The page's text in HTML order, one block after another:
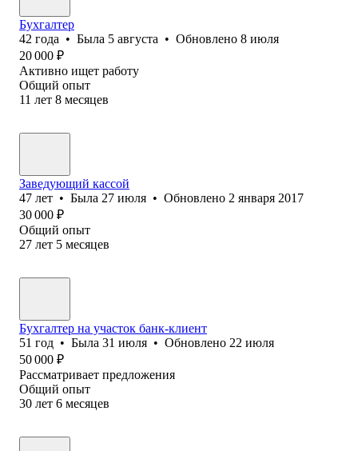
Бухгалтер
42 года • Была 5 августа • Обновлено 8 июля
20 000 ₽
Активно ищет работу
Общий опыт
11 лет 8 месяцев
Заведующий кассой
47 лет • Была 27 июля • Обновлено 2 января 2017
30 000 ₽
Общий опыт
27 лет 5 месяцев
Бухгалтер на участок банк-клиент
51 год • Была 31 июля • Обновлено 22 июля
50 000 ₽
Рассматривает предложения
Общий опыт
30 лет 6 месяцев